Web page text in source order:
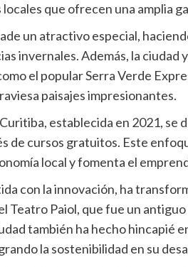
que ofrecen una amplia
un atractivo especial,
invernales. Además, la
el popular Serra Verde
paisajes impresionantes.
establecida en 2021,
de cursos gratuitos. Este
local y fomenta el
con la innovación, ha
Teatro Paiol, que fue un
también ha hecho hincapié
la sostenibilidad en su